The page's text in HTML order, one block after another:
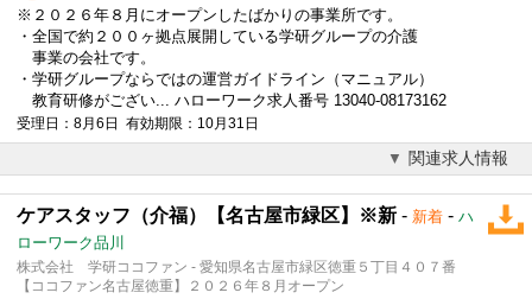
※２０２６年８月にオープンしたばかりの事業所です。
・全国で約２００ヶ拠点展開している学研グループの介護
事業の会社です。
・学研グループならではの運営ガイドライン（マニュアル）
教育研修がござい... ハローワーク求人番号 13040-08173162
受理日：8月6日 有効期限：10月31日
関連求人情報
ケアスタッフ（介福）【名古屋市緑区】※新 - 新着 - ハ
ローワーク品川
株式会社 学研ココファン - 愛知県名古屋市緑区徳重５丁目４０７番
【ココファン名古屋徳重】２０２６年８月オープン